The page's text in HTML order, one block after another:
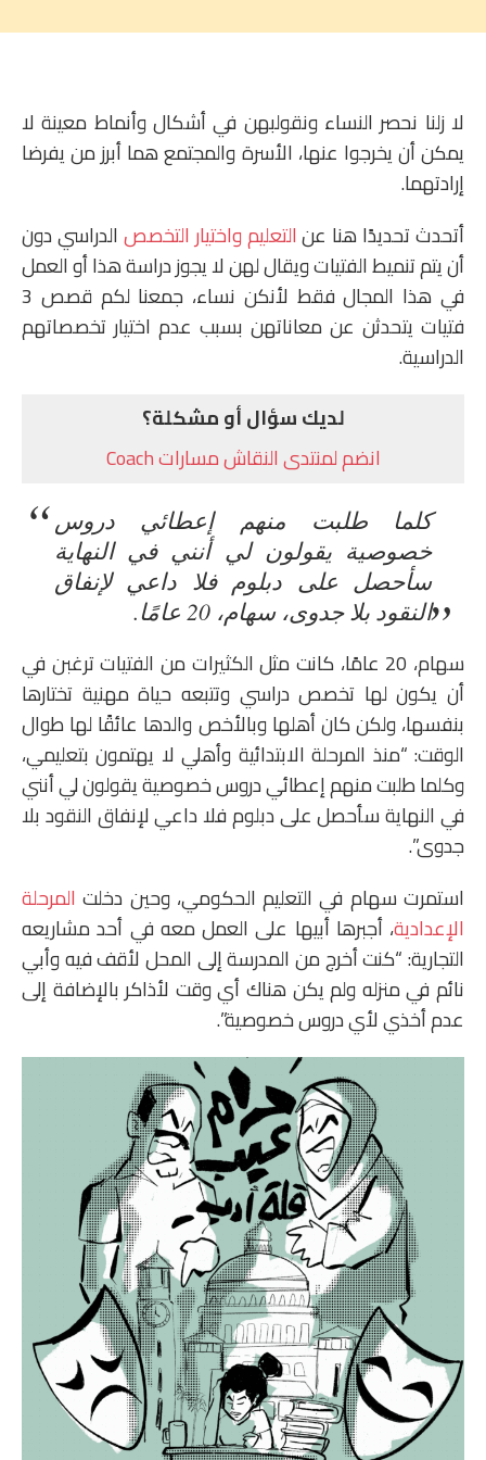
لا زلنا نحصر النساء ونقولبهن في أشكال وأنماط معينة لا
يمكن أن يخرجوا عنها، الأسرة والمجتمع هما أبرز من يفرضا
إرادتهما.
أتحدث تحديدًا هنا عنالتعليم واختيار التخصص الدراسي دون
أن يتم تنميط الفتيات ويقال لهن لا يجوز دراسة هذا أو العمل
في هذا المجال فقط لأنكن نساء، جمعنا لكم قصص 3
فتيات يتحدثن عن معاناتهن بسبب عدم اختيار تخصصاتهم
الدراسية.
لديك سؤال أو مشكلة؟
انضم لمنتدى النقاش مسارات Coach
كلما طلبت منهم إعطائي دروس
خصوصية يقولون لي أنني في النهاية
سأحصل على دبلوم فلا داعي لإنفاق
النقود بلا جدوى، سهام، 20 عامًا.
سهام، 20 عامًا، كانت مثل الكثيرات من الفتيات ترغبن في
أن يكون لها تخصص دراسي وتتبعه حياة مهنية تختارها
بنفسها، ولكن كان أهلها وبالأخص والدها عائقًا لها طوال
الوقت: “منذ المرحلة الابتدائية وأهلي لا يهتمون بتعليمي،
وكلما طلبت منهم إعطائي دروس خصوصية يقولون لي أنني
في النهاية سأحصل على دبلوم فلا داعي لإنفاق النقود بلا
جدوى”.
استمرت سهام في التعليم الحكومي، وحين دخلت المرحلة
الإعدادية، أجبرها أبيها على العمل معه في أحد مشاريعه
التجارية: “كنت أخرج من المدرسة إلى المحل لأقف فيه وأبي
نائم في منزله ولم يكن هناك أي وقت لأذاكر بالإضافة إلى
عدم أخذي لأي دروس خصوصية”.